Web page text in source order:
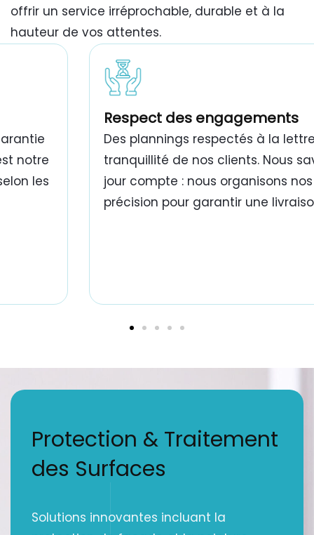
offrir un service irréprochable, durable et à la
hauteur de vos attentes.
travaux de peinture bâtiment Tunisie
notre
les
Respect des engagements
Des plannings respectés à la
tranquillité de nos clients. Nous
jour compte : nous organisons
précision pour garantir une
Protection & Traitement
des Surfaces
Solutions innovantes incluant la